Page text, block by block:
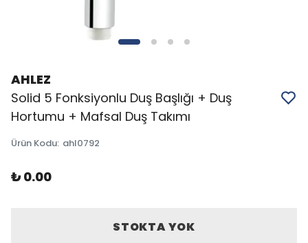
AHLEZ
Solid 5 Fonksiyonlu Duş Başlığı + Duş
Hortumu + Mafsal Duş Takımı
Ürün Kodu: ahl0792
₺ 0.00
STOKTA YOK